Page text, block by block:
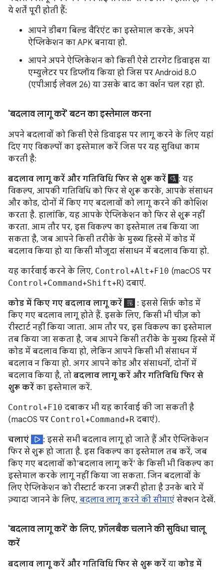
ये शर्तें पूरी होती हैं:
आपने डीबग बिल्ड वैरिएंट का इस्तेमाल करके, अपने
ऐप्लिकेशन का APK बनाया हो.
आपने अपने ऐप्लिकेशन को किसी ऐसे टारगेट डिवाइस या
एम्युलेटर पर डिप्लॉय किया हो जिस पर Android 8.0
(एपीआई लेवल 26) या उसके बाद का वर्शन चल रहा हो.
'बदलाव लागू करें' बटन का इस्तेमाल करना
अपने बदलावों को किसी ऐसे डिवाइस पर लागू करने के लिए यहां
दिए गए विकल्पों का इस्तेमाल करें जिस पर यह सुविधा काम
करती है:
बदलाव लागू करें और गतिविधि फिर से शुरू करें
: यह
विकल्प, आपकी गतिविधि को फिर से शुरू करके, आपके संसाधन
और कोड, दोनों में किए गए बदलावों को लागू करने की कोशिश
करता है. हालांकि, यह आपके ऐप्लिकेशन को फिर से शुरू नहीं
करता. आम तौर पर, इस विकल्प का इस्तेमाल तब किया जा
सकता है, जब आपने किसी तरीके के मुख्य हिस्से में कोड में
बदलाव किया हो या किसी मौजूदा संसाधन में बदलाव किया हो.
यह कार्रवाई करने के लिए, Control +Alt+F10 (macOS पर
Control +Command+Shift+R) दबाएं.
कोड में किए गए बदलाव लागू करें
: इससे सिर्फ़ कोड में
किए गए बदलाव लागू होते हैं. इसके लिए, किसी भी चीज़ को
रीस्टार्ट नहीं किया जाता. आम तौर पर, इस विकल्प का इस्तेमाल
तब किया जा सकता है, जब आपने किसी तरीके के मुख्य हिस्से में
कोड में बदलाव किया हो, लेकिन आपने किसी भी संसाधन में
बदलाव न किया हो. अगर आपने कोड और संसाधनों, दोनों में
बदलाव किया है, तो बदलाव लागू करें और गतिविधि फिर से
शुरू करें का इस्तेमाल करें.
Control +F10 दबाकर भी यह कार्रवाई की जा सकती है
(macOS पर Control +Command+R दबाएं).
चलाएं
: इससे सभी बदलाव लागू हो जाते हैं और ऐप्लिकेशन
फिर से शुरू हो जाता है. इस विकल्प का इस्तेमाल तब करें, जब
किए गए बदलावों को'बदलाव लागू करें' के किसी भी विकल्प का
इस्तेमाल करके लागू नहीं किया जा सकता. जिन बदलावों के
लिए ऐप्लिकेशन को रीस्टार्ट करना ज़रूरी होता है उनके बारे में
ज़्यादा जानने के लिए, बदलाव लागू करने की सीमाएं सेक्शन देखें.
'बदलाव लागू करें' के लिए,फ़ॉलबैक चलाने की सुविधा चालू
करें
बदलाव लागू करें और गतिविधि फिर से शुरू करें या कोड में